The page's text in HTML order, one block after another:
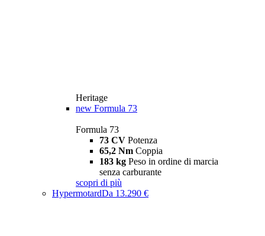
Heritage
new Formula 73
Formula 73
73 CV Potenza
65,2 Nm Coppia
183 kg Peso in ordine di marcia
senza carburante
scopri di più
HypermotardDa 13.290 €